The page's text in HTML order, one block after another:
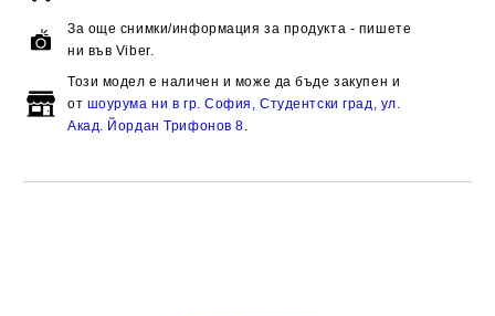
За още снимки/информация за продукта - пишете
ни във Viber.
Този модел е наличен и може да бъде закупен и
от шоурума ни в гр. София, Студентски град, ул.
Акад. Йордан Трифонов 8